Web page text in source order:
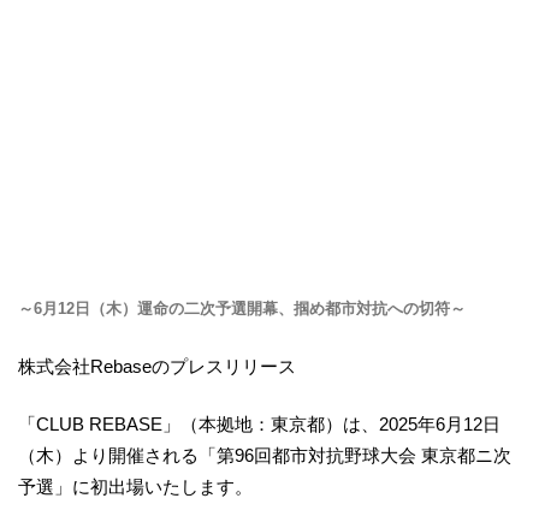
～6月12日（木）運命の二次予選開幕、掴め都市対抗への切符～
株式会社Rebaseのプレスリリース
「CLUB REBASE」（本拠地：東京都）は、2025年6月12日
（木）より開催される「第96回都市対抗野球大会 東京都ニ次
予選」に初出場いたします。